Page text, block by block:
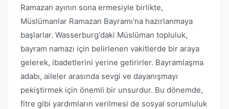
Ramazan ayının sona ermesiyle birlikte,
Müslümanlar Ramazan Bayramı'na hazırlanmaya
başlarlar. Wasserburg'daki Müslüman topluluk,
bayram namazı için belirlenen vakitlerde bir araya
gelerek, ibadetlerini yerine getirirler. Bayramlaşma
adabı, aileler arasında sevgi ve dayanışmayı
pekiştirmek için önemli bir unsurdur. Bu dönemde,
fitre gibi yardımların verilmesi de sosyal sorumluluk